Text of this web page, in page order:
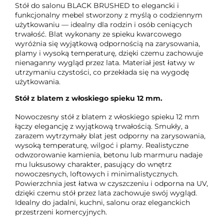
Stół do salonu BLACK BRUSHED to elegancki i
funkcjonalny mebel stworzony z myślą o codziennym
użytkowaniu — idealny dla rodzin i osób ceniących
trwałość. Blat wykonany ze spieku kwarcowego
wyróżnia się wyjątkową odpornością na zarysowania,
plamy i wysoką temperaturę, dzięki czemu zachowuje
nienaganny wygląd przez lata. Materiał jest łatwy w
utrzymaniu czystości, co przekłada się na wygodę
użytkowania.
Stół z blatem z włoskiego spieku 12 mm.
Nowoczesny stół z blatem z włoskiego spieku 12 mm
łączy elegancję z wyjątkową trwałością. Smukły, a
zarazem wytrzymały blat jest odporny na zarysowania,
wysoką temperaturę, wilgoć i plamy. Realistyczne
odwzorowanie kamienia, betonu lub marmuru nadaje
mu luksusowy charakter, pasujący do wnętrz
nowoczesnych, loftowych i minimalistycznych.
Powierzchnia jest łatwa w czyszczeniu i odporna na UV,
dzięki czemu stół przez lata zachowuje swój wygląd.
Idealny do jadalni, kuchni, salonu oraz eleganckich
przestrzeni komercyjnych.